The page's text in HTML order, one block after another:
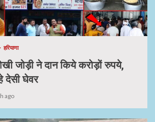
हरियाणा
जोड़ी ने दान किये करोड़ों रुपये,
देसी घेवर
ago